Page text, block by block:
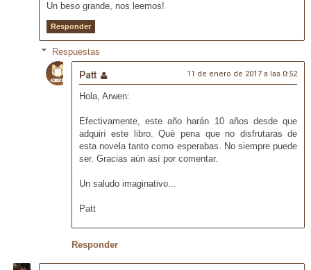
Un beso grande, nos leemos!
Responder
Respuestas
Patt 11 de enero de 2017 a las 0:52
Hola, Arwen:
Efectivamente, este año harán 10 años desde que
adquirí este libro. Qué pena que no disfrutaras de
esta novela tanto como esperabas. No siempre puede
ser. Gracias aún así por comentar.
Un saludo imaginativo...
Patt
Responder